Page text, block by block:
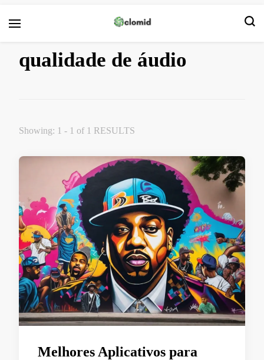
qualidade de áudio
Showing: 1 - 1 of 1 RESULTS
Melhores Aplicativos para